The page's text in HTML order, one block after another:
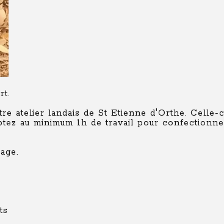
atelier landais de St Etienne d'Orthe. Celle-
au minimum 1h de travail pour